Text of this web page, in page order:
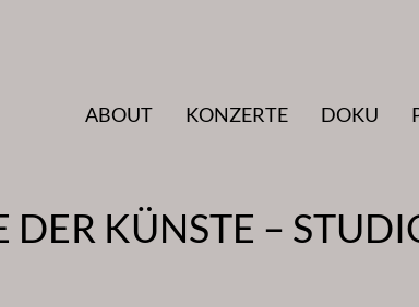
ABOUT
KONZERTE DOKU
KÜNSTE –